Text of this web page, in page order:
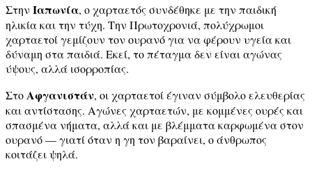
Στην Ιαπωνία, ο χαρταετός συνδέθηκε με την παιδική
ηλικία και την τύχη. Την Πρωτοχρονιά, πολύχρωμοι
χαρταετοί γεμίζουν τον ουρανό για να φέρουν υγεία και
δύναμη στα παιδιά. Εκεί, το πέταγμα δεν είναι αγώνας
ύψους, αλλά ισορροπίας.
ΣτοΑφγανιστάν, οι χαρταετοί έγιναν σύμβολο ελευθερίας
και αντίστασης. Αγώνες χαρταετών, με κομμένες ουρές και
σπασμένα νήματα, αλλά και με βλέμματα καρφωμένα στον
ουρανό — γιατί όταν η γη τον βαραίνει, ο άνθρωπος
κοιτάζει ψηλά.